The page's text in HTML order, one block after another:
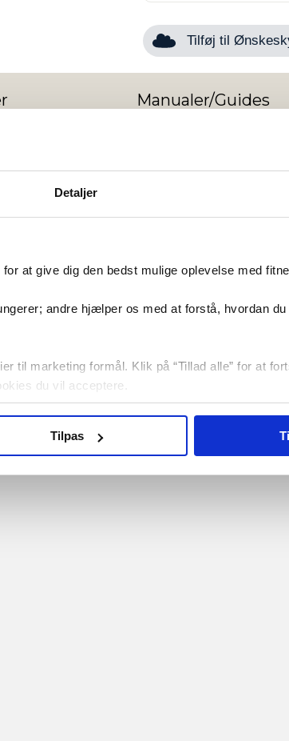
Detaljer
at give dig den bedst mulige oplevelse med
andre hjælper os med at forstå, hvordan
til marketing formål. Klik på “Tillad alle” for at
du vil acceptere.
Tilpas
Tilføj til
Manualer/Guides
til børn. Denne lækre trøje kombinerer